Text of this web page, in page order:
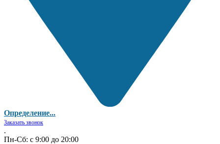
Определение...
Заказать звонок
.
Пн-Сб: с 9:00 до 20:00